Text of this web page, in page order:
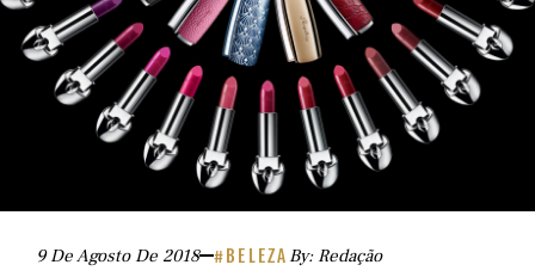
9 De Agosto De 2018 #BELEZA By: Redação